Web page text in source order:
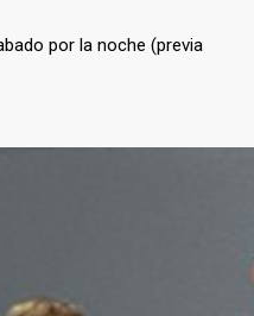
por la noche (previa